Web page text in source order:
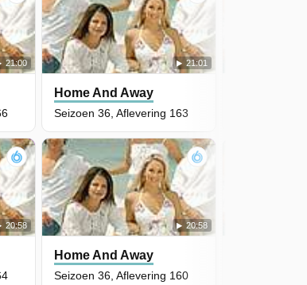
21:00
20:58
21:01
Home And Away
Seizoen 36, Aflevering 163
20:58
Home And Away
Seizoen 36, Aflevering 160